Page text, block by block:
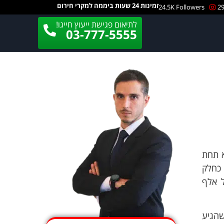
24.5K Followersזמינות 24 שעות ביממה למקרי חירום
לתיאום פגישת ייעוץ חייגו!
03-777-5555
תחת
כחלק
על אלף